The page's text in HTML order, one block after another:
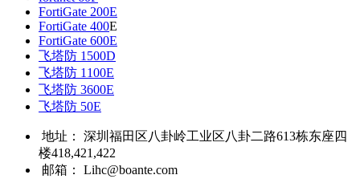
FortiGate 200E
FortiGate 400E
FortiGate 600E
飞塔防 1500D
飞塔防 1100E
飞塔防 3600E
飞塔防 50E
地址： 深圳福田区八卦岭工业区八卦二路613栋东座四
楼418,421,422
邮箱： Lihc@boante.com